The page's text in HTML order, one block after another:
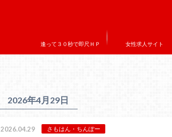
逢って３０秒で即尺ＨＰ 女性求人サイト
2026年4月29日
2026.04.29 さもはん・ちんぽー